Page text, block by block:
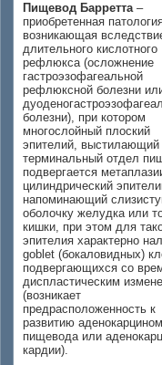
Пищевод Барретта–
приобретенная
возникающая
длительного кислотного
рефлюкса (осложнение
гастроэзофагеальной
рефлюксной болезни
болезни), при котором
многослойный плоский
эпителий, выстилающий
терминальный отдел
подвергается
цилиндрический
напоминающий
оболочку желудка или
кишки, при этом для
эпителия характерно
goblet (бокаловидных)
подвергающихся со
диспластическим
(возникает
предрасположенность к
развитию
пищевода или
кардии).